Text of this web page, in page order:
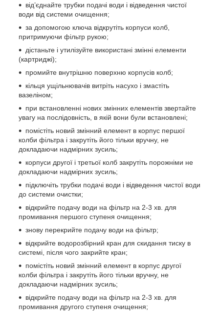
від’єднайте трубки подачі води і відведення чистої
води від системи очищення;
за допомогою ключа відкрутіть корпуси колб,
притримуючи фільтр рукою;
дістаньте і утилізуйте використані змінні елементи
(картриджі);
промийте внутрішню поверхню корпусів колб;
кільця ущільнювачів витріть насухо і змастіть
вазеліном;
при встановленні нових змінних елементів звертайте
увагу на послідовність, в якій вони були встановлені;
помістіть новий змінний елемент в корпус першої
колби фільтра і закрутіть його тільки вручну, не
докладаючи надмірних зусиль;
корпуси другої і третьої колб закрутіть порожніми не
докладаючи надмірних зусиль;
підключіть трубки подачі води і відведення чистої води
до системи очистки;
відкрийте подачу води на фільтр на 2-3 хв. для
промивання першого ступеня очищення;
знову перекрийте подачу води на фільтр;
відкрийте водорозбірний кран для скидання тиску в
системі, після чого закрийте кран;
помістіть новий змінний елемент в корпус другої
колби фільтра і закрутіть його тільки вручну, не
докладаючи надмірних зусиль;
відкрийте подачу води на фільтр на 2-3 хв. для
промивання другого ступеня очищення;